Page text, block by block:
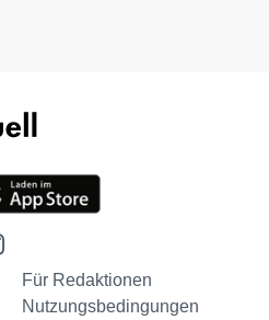
Für Redaktionen
Nutzungsbedingungen